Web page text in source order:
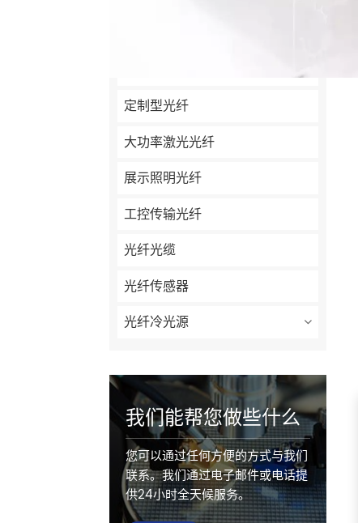
定制型光纤
大功率激光光纤
展示照明光纤
工控传输光纤
光纤光缆
光纤传感器
光纤冷光源
我们能帮您做些什么
您可以通过任何方便的方式与我们
联系。我们通过电子邮件或电话提
供24小时全天候服务。